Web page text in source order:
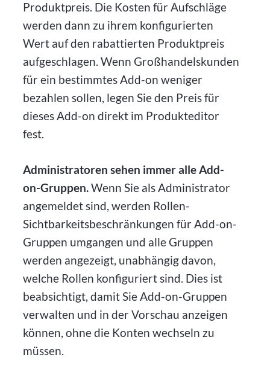
Produktpreis. Die Kosten für Aufschläge
werden dann zu ihrem konfigurierten
Wert auf den rabattierten Produktpreis
aufgeschlagen. Wenn Großhandelskunden
für ein bestimmtes Add-on weniger
bezahlen sollen, legen Sie den Preis für
dieses Add-on direkt im Produkteditor
fest.
Administratoren sehen immer alle Add-
on-Gruppen.Wenn Sie als Administrator
angemeldet sind, werden Rollen-
Sichtbarkeitsbeschränkungen für Add-on-
Gruppen umgangen und alle Gruppen
werden angezeigt, unabhängig davon,
welche Rollen konfiguriert sind. Dies ist
beabsichtigt, damit Sie Add-on-Gruppen
verwalten und in der Vorschau anzeigen
können, ohne die Konten wechseln zu
müssen.